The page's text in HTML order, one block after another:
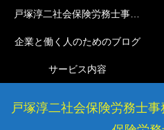
戸塚淳二社会保険労務士
戸塚淳二社会保険労務士事務所
企業と働く人のためのブログ
サービス内容